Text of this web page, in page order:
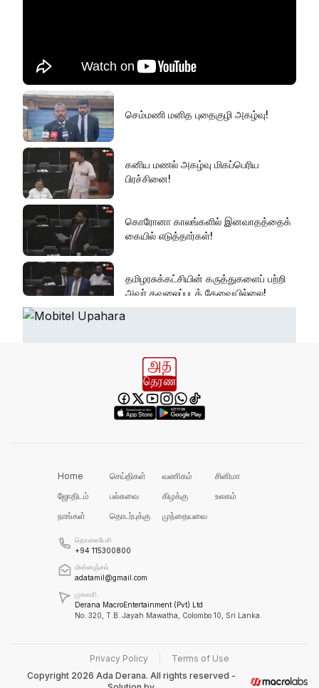
செம்மணி மனித புதைகுழி அகழ்வு!
கனிய மணல் அகழ்வு மிகப்பெரிய
பிரச்சினை!
கொரோனா காலங்களில் இனவாதத்தைக்
கையில் எடுத்தார்கள்!
தமிழரசுக்கட்சியின் கருத்துகளைப் பற்றி
அவர் கவலைப்படத் தேவையில்லை!
பல மாணவர்களின் எதிர்காலம்
நாசமாகிறது!
தீண்டாமையாகும்!
தமிழர் பகுதிகளில் ஏன் இவ்வாறு
அரசின் மீது மேலும் சந்தேகத்தை
Home செய்திகள் வணிகம்
சினிமா
ஜோதிடம்
பல்சுவை கிழக்கு
உலகம்
நாங்கள்
தொடர்புக்கு முந்தையவை
தொலைபேசி
+94 115300800
மின்னஞ்சல்
adatamil@gmail.com
முகவரி
Derana MacroEntertainment (Pvt) Ltd
No. 320, T.B. Jayah Mawatha, Colombo 10, Sri Lanka.
Privacy Policy
Terms of Use
Copyright 2026 Ada Derana. All rights reserved -